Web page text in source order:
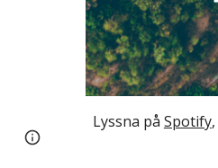
Lyssna på Spotify,